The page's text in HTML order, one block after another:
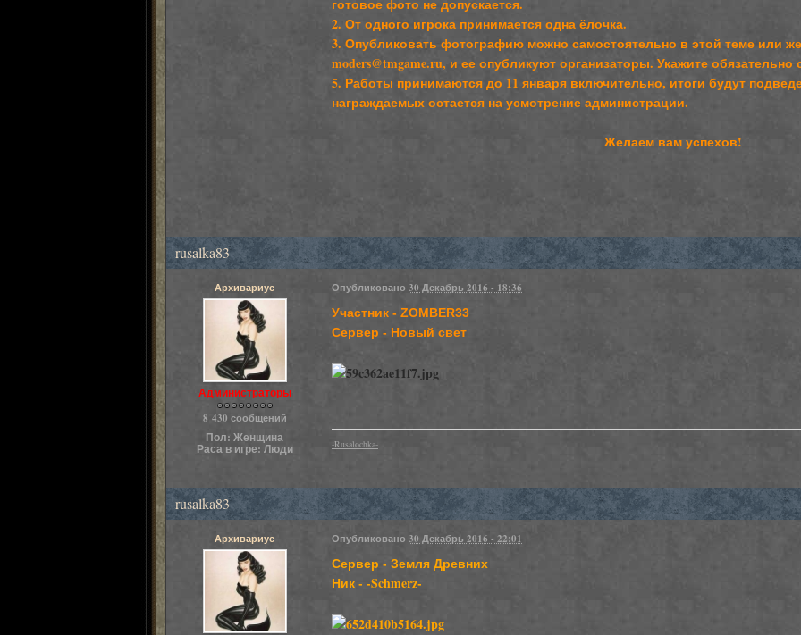
готовое фото не допускается.
2. От одного игрока принимается одна ёлочка.
3. Опубликовать фотографию можно самостоятельно в этой теме или
moders@tmgame.ru, и ее опубликуют организаторы. Укажите
5. Работы принимаются до 11 января включительно, итоги будут
награждаемых остается на усмотрение администрации.
Желаем вам успехов!
rusalka83
Архивариус
Администраторы
8 430 сообщений
Пол: Женщина
Раса в игре: Люди
Опубликовано 30 Декабрь 2016 - 18:36
Участник - ZOMBER33
Сервер - Новый свет
-Rusalochka-
rusalka83
Архивариус Опубликовано 30 Декабрь 2016 - 22:01
Сервер - Земля Древних
Ник - -Schmerz-